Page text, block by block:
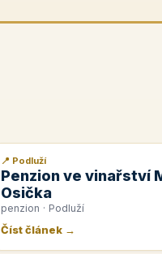
📰 PR článek
📍 Podluží
Penzion ve vinařství
Osička
penzion · Podluží
Číst článek →